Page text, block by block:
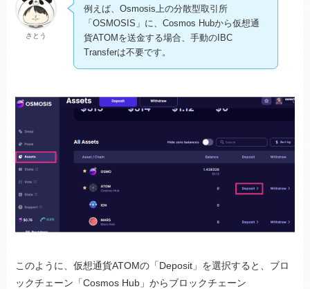
さとう
例えば、Osmosis上の分散型取引所
「OSMOSIS」に、Cosmos Hubから仮想通
貨ATOMを送金する場合、手動のIBC
Transferは不要です。
このように、仮想通貨ATOMの「Deposit」を選択すると、ブロ
ックチェーン「Cosmos Hub」からブロックチェーン